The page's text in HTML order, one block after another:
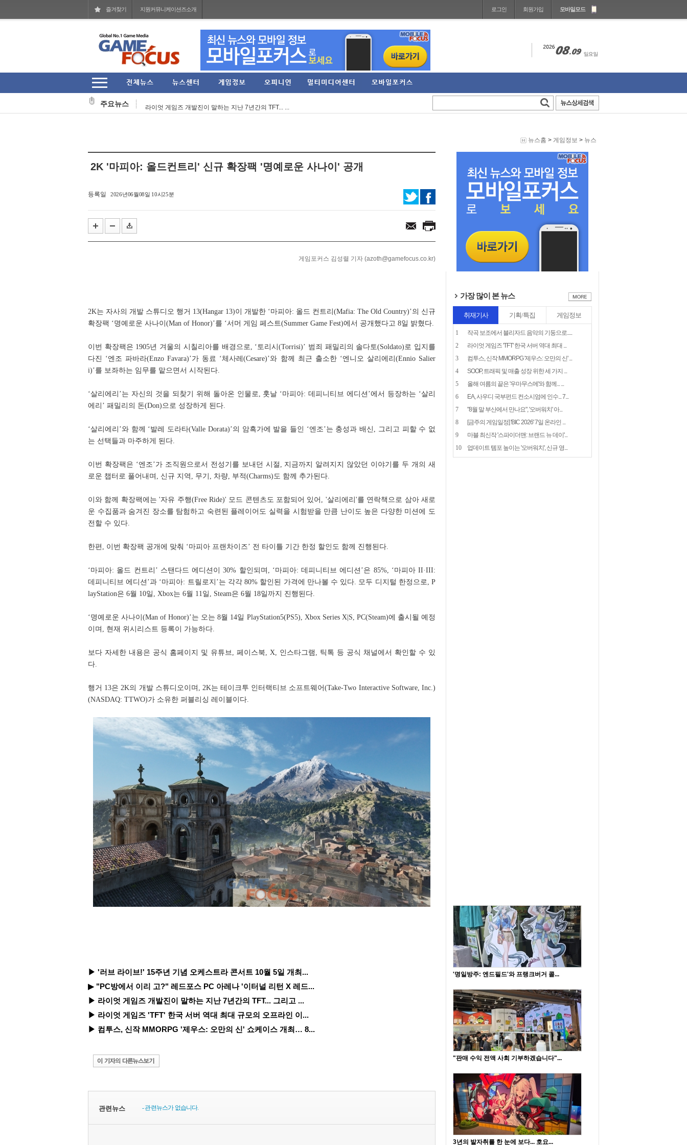
즐겨찾기 지원커뮤니케이션즈소개 로그인 회원가입 모바일모드
주요뉴스
'러브 라이브!' 15주년 기념 오케스트라 콘서트 10월 ...
"PC방에서 이리 고?" 레드포스 PC 아레나 '이터널 리...
라이엇 게임즈 개발진이 말하는 지난 7년간의 TFT... ...
스마일게이트, 엔픽셀 개발 MMORPG 신작 '이클립스: ...
헥토이노베이션 상반기 매출 2151억원, 영업이익 274...
뉴스홈 > 게임정보 > 뉴스
2K '마피아: 올드컨트리' 신규 확장팩 '명예로운 사나이' 공개
등록일 2026년06월08일 10시25분
게임포커스 김성렬 기자 (azoth@gamefocus.co.kr)
2K는 자사의 개발 스튜디오 행거 13(Hangar 13)이 개발한 ‘마피아: 올드 컨트리(Mafia: The Old Country)’의 신규
확장팩 ‘명예로운 사나이(Man of Honor)’를 ‘서머 게임 페스트(Summer Game Fest)에서 공개했다고 8일 밝혔다.
이번 확장팩은 1905년 겨울의 시칠리아를 배경으로, ‘토리시(Torrisi)’ 범죄 패밀리의 솔다토(Soldato)로 입지를
다진 ‘엔조 파바라(Enzo Favara)’가 동료 ‘체사레(Cesare)’와 함께 최근 출소한 ‘엔니오 살리에리(Ennio Salier
i)’를 보좌하는 임무를 맡으면서 시작된다.
‘살리에리’는 자신의 것을 되찾기 위해 돌아온 인물로, 훗날 ‘마피아: 데피니티브 에디션’에서 등장하는 ‘살리
에리’ 패밀리의 돈(Don)으로 성장하게 된다.
‘살리에리’와 함께 ‘발레 도라타(Valle Dorata)’의 암흑가에 발을 들인 ‘엔조’는 충성과 배신, 그리고 피할 수 없
는 선택들과 마주하게 된다.
이번 확장팩은 ‘엔조’가 조직원으로서 전성기를 보내던 시절, 지금까지 알려지지 않았던 이야기를 두 개의 새
로운 챕터로 풀어내며, 신규 지역, 무기, 차량, 부적(Charms)도 함께 추가된다.
이와 함께 확장팩에는 '자유 주행(Free Ride)' 모드 콘텐츠도 포함되어 있어, '살리에리'를 연락책으로 삼아 새로
운 수집품과 숨겨진 장소를 탐험하고 숙련된 플레이어도 실력을 시험받을 만큼 난이도 높은 다양한 미션에 도
전할 수 있다.
한편, 이번 확장팩 공개에 맞춰 ‘마피아 프랜차이즈’ 전 타이틀 기간 한정 할인도 함께 진행된다.
‘마피아: 올드 컨트리’ 스탠다드 에디션이 30% 할인되며, ‘마피아: 데피니티브 에디션’은 85%, ‘마피아 II·III:
데피니티브 에디션’과 ‘마피아: 트릴로지’는 각각 80% 할인된 가격에 만나볼 수 있다. 모두 디지털 한정으로, P
layStation은 6월 10일, Xbox는 6월 11일, Steam은 6월 18일까지 진행된다.
‘명예로운 사나이(Man of Honor)’는 오는 8월 14일 PlayStation5(PS5), Xbox Series X|S, PC(Steam)에 출시될 예정
이며, 현재 위시리스트 등록이 가능하다.
보다 자세한 내용은 공식 홈페이지 및 유튜브, 페이스북, X, 인스타그램, 틱톡 등 공식 채널에서 확인할 수 있
다.
행거 13은 2K의 개발 스튜디오이며, 2K는 테이크투 인터랙티브 소프트웨어(Take-Two Interactive Software, Inc.)
(NASDAQ: TTWO)가 소유한 퍼블리싱 레이블이다.
▶ '러브 라이브!' 15주년 기념 오케스트라 콘서트 10월 5일 개최...
▶ "PC방에서 이리 고?" 레드포스 PC 아레나 '이터널 리턴 X 레드...
▶ 라이엇 게임즈 개발진이 말하는 지난 7년간의 TFT... 그리고 ...
▶ 라이엇 게임즈 'TFT' 한국 서버 역대 최대 규모의 오프라인 이...
▶ 컴투스, 신작 MMORPG '제우스: 오만의 신' 쇼케이스 개최… 8...
관련뉴스 - 관련뉴스가 없습니다.
가장 많이 본 뉴스
취재기사 기획/특집 게임정보
1
작곡 보조에서 블리자드 음악의 기둥으로.....
2
라이엇 게임즈 'TFT' 한국 서버 역대 최대 ...
3
컴투스, 신작 MMORPG '제우스: 오만의 신' ...
4
SOOP, 트래픽 및 매출 성장 위한 세 가지 ...
5
올해 여름의 끝은 '우마무스메'와 함께... ...
6
EA, 사우디 국부펀드 컨소시엄에 인수... 7...
7
"8월 말 부산에서 만나요", '오버워치' 아...
8
[금주의 게임일정] 'BIC 2026' 7일 온라인 ...
9
마블 최신작 '스파이더맨: 브랜드 뉴 데이'...
10
업데이트 템포 높이는 '오버워치', 신규 영...
'명일방주: 엔드필드'와 프랭크버거 콜...
"판매 수익 전액 사회 기부하겠습니다"...
3년의 발자취를 한 눈에 보다... 호요...